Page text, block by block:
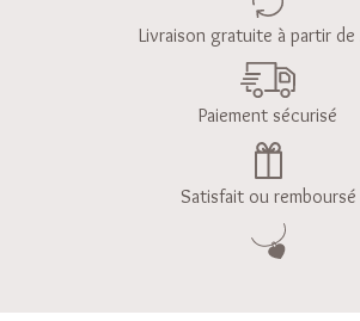
Livraison gratuite à partir
Paiement sécurisé
Satisfait ou remboursé